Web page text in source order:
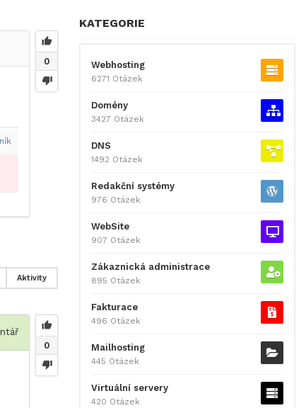
0
Aktivity
0
KATEGORIE
Webhosting
6271 Otázek
Domény
3427 Otázek
DNS
1492 Otázek
Redakční systémy
976 Otázek
WebSite
907 Otázek
Zákaznická administrace
895 Otázek
Fakturace
496 Otázek
Mailhosting
445 Otázek
Virtuální servery
420 Otázek